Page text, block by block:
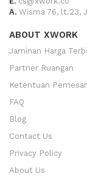
A. Wisma 76, lt.23,
ABOUT XWORK
Jaminan Harga
Partner Ruangan
Ketentuan
FAQ
Blog
Contact Us
Privacy Policy
About Us